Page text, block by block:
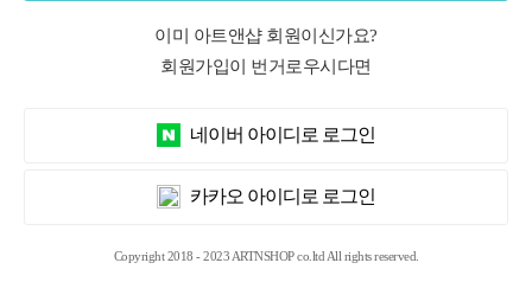
이미 아트앤샵 회원이신가요?
회원가입이 번거로우시다면
네이버 아이디로 로그인
카카오 아이디로 로그인
Copyright 2018 - 2023 ARTNSHOP co.ltd All rights reserved.